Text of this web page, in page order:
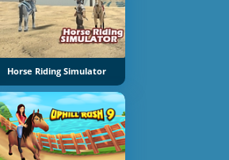
Horse Riding Simulator